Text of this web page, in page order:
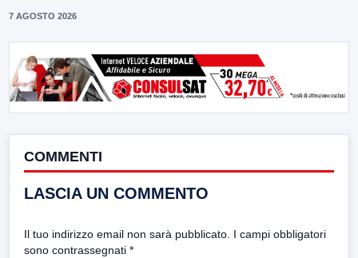
7 AGOSTO 2026
COMMENTI
LASCIA UN COMMENTO
Il tuo indirizzo email non sarà pubblicato. I campi obbligatori
sono contrassegnati *